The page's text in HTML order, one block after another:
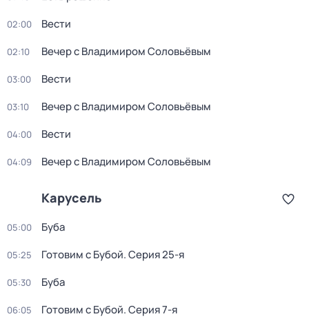
02:00 Вести
02:10 Вечер с Владимиром Соловьёвым
03:00 Вести
03:10 Вечер с Владимиром Соловьёвым
04:00 Вести
04:09 Вечер с Владимиром Соловьёвым
Карусель
05:00 Буба
05:25 Готовим с Бубой. Серия 25-я
05:30 Буба
06:05 Готовим с Бубой. Серия 7-я